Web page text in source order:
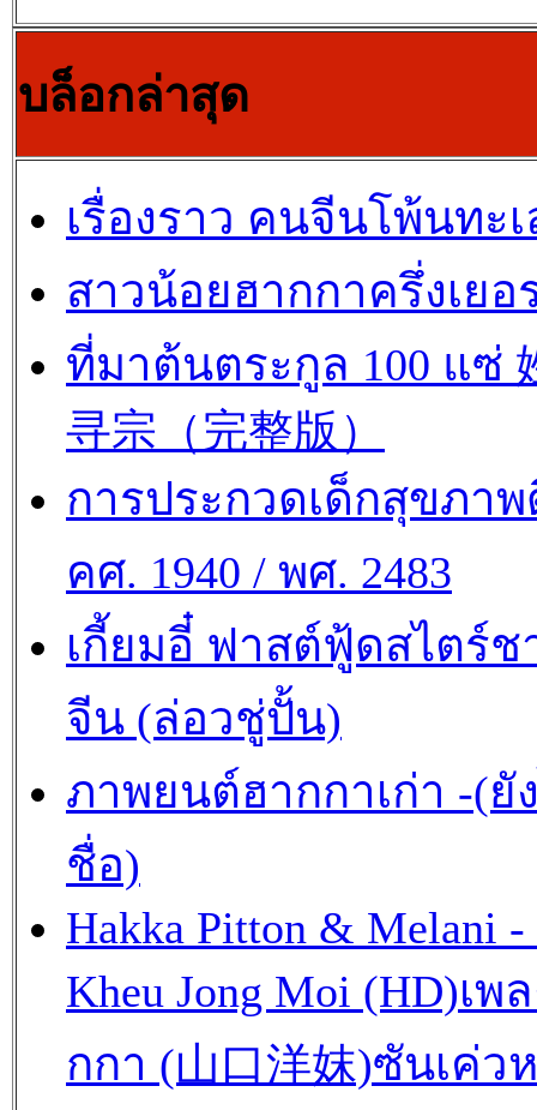
บล็อกล่าสุด
เรื่องราว คนจีนโพ้นทะ
สาวน้อยฮากกาครึ่งเยอ
ที่มาต้นตระกูล 100 แซ่
寻宗（完整版）
การประกวดเด็กสุขภา
คศ. 1940 / พศ. 2483
เกี้ยมอี๋ ฟาสต์ฟู้ดสไตร์ช
จีน (ล่อวชู่ปั้น)
ภาพยนต์ฮากกาเก่า -(ยั
ชื่อ)
Hakka Pitton & Melani -
Kheu Jong Moi (HD)เพ
กกา (山口洋妺)ซันเค่ว